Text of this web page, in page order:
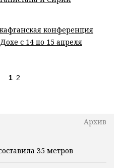
Архив
35 метров
конференция
с 14 по 15 апреля
1 2